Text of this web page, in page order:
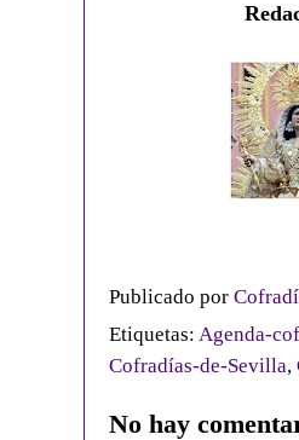
Publicado por
Etiquetas: Agenda-
Cofradías-de-Sevilla,
No hay